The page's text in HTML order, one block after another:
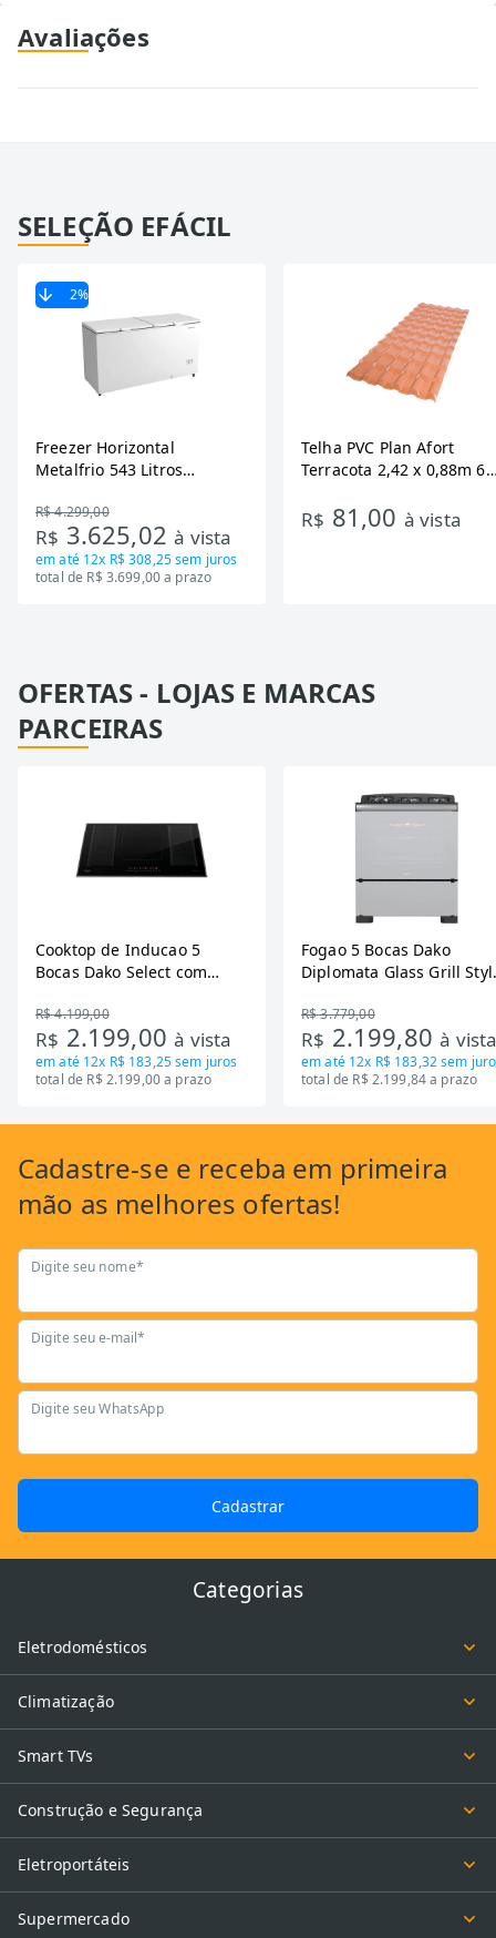
Avaliações
SELEÇÃO EFÁCIL
2%
Freezer Horizontal
Metalfrio 543 Litros
Tecnologia Inverter, Branco,
Bivolt
R$ 4.299,00
R$ 3.625,02à vista
em até 12x R$ 308,25sem juros
total de R$ 3.699,00 a prazo
Telha PVC Plan Afort
Terracota 2,42 x 0,88m 6
R$ 81,00 à vista
OFERTAS - LOJAS E MARCAS
PARCEIRAS
Cooktop de Inducao 5
Bocas Dako Select com
R$ 4.199,00
R$ 2.199,00à vista
em até 12x R$ 183,25sem juros
total de R$ 2.199,00 a prazo
Fogao 5 Bocas Dako
Diplomata Glass Grill
R$ 3.779,00
R$ 2.199,80à
em até 12x R$ 183,32sem
total de R$ 2.199,84 a prazo
Cadastre-se e receba em primeira
mão as melhores ofertas!
Digite seu nome*
Digite seu e-mail*
Digite seu WhatsApp
Cadastrar
Categorias
Eletrodomésticos
Climatização
Smart TVs
Construção e Segurança
Eletroportáteis
Supermercado